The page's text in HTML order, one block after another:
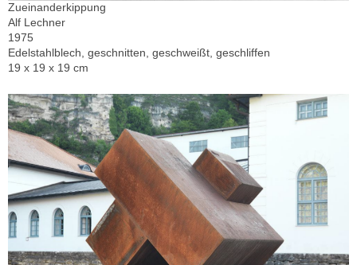
Zueinanderkippung
Alf Lechner
1975
Edelstahlblech, geschnitten, geschweißt, geschliffen
19 x 19 x 19 cm